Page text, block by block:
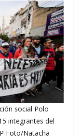
social Polo
integrantes del
Foto/Natacha